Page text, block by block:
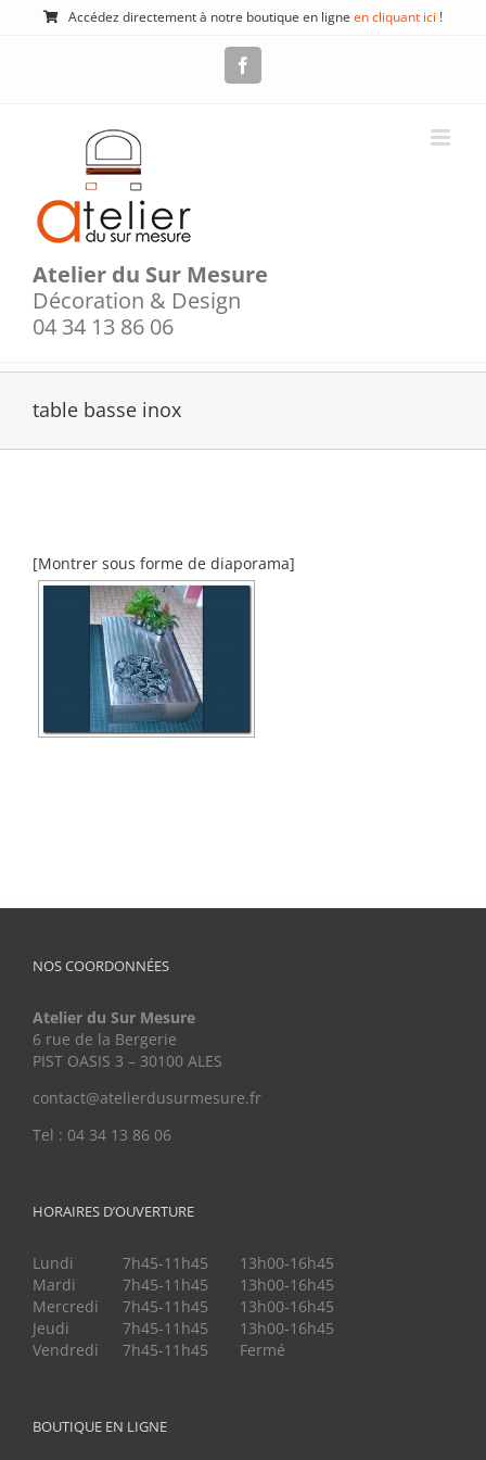
Passer
Accédez directement à notre boutique en ligne en cliquant ici !
Atelier du Sur Mesure
Décoration & Design
04 34 13 86 06
table basse inox
[Montrer sous forme de diaporama]
NOS COORDONNÉES
Atelier du Sur Mesure
6 rue de la Bergerie
PIST OASIS 3 – 30100 ALES
contact@atelierdusurmesure.fr
Tel : 04 34 13 86 06
HORAIRES D’OUVERTURE
Lundi 7h45-11h45
13h00-16h45
Mardi
7h45-11h45
13h00-16h45
Mercredi
7h45-11h45
13h00-16h45
Jeudi
7h45-11h45
13h00-16h45
Vendredi
7h45-11h45 Fermé
BOUTIQUE EN LIGNE